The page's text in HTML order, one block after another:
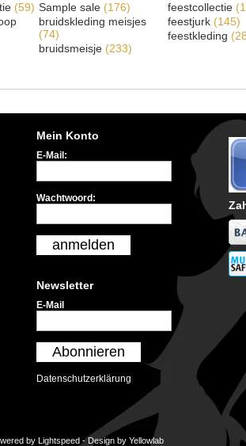
(59) Sample sale (176)
bruidskleding meisjes
(74)
bruidsmeisje (233)
feestcollectie
feestjurk (145)
feestkleding
Mein Konto
E-Mail:
Wachtwoord:
anmelden
Newsletter
E-Mail
Abonnieren
Datenschutzerklärung
by Lightspeed- Design by Yellowlab